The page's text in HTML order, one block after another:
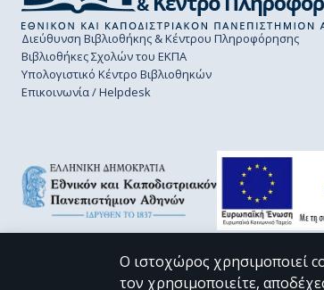
Διεύθυνση Βιβλιοθήκης & Κέντρου Πληροφόρησης
Βιβλιοθήκες Σχολών του ΕΚΠΑ
Υπολογιστικό Κέντρο Βιβλιοθηκών
Επικοινωνία / Helpdesk
Ο ιστοχώρος χρησιμοποιεί
τον χρησιμοποιείτε,